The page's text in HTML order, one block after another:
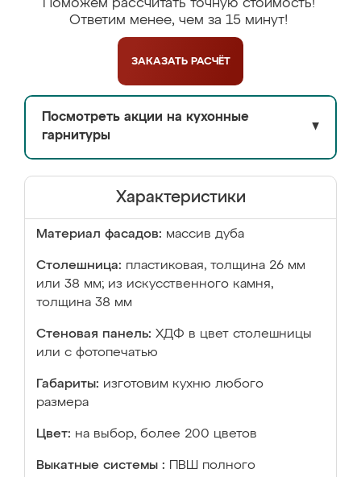
Поможем рассчитать точную стоимость!
Ответим менее, чем за 15 минут!
ЗАКАЗАТЬ РАСЧЁТ
Посмотреть акции на кухонные
гарнитуры
▼
Характеристики
Материал фасадов: массив дуба
Столешница: пластиковая, толщина 26 мм
или 38 мм; из искусственного камня,
толщина 38 мм
Стеновая панель: ХДФ в цвет столешницы
или с фотопечатью
Габариты: изготовим кухню любого
размера
Цвет: на выбор, более 200 цветов
Выкатные системы :
ПВШ полного